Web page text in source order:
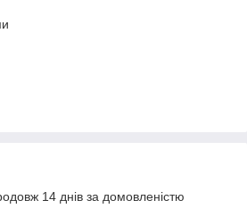
14 днів за домовленістю